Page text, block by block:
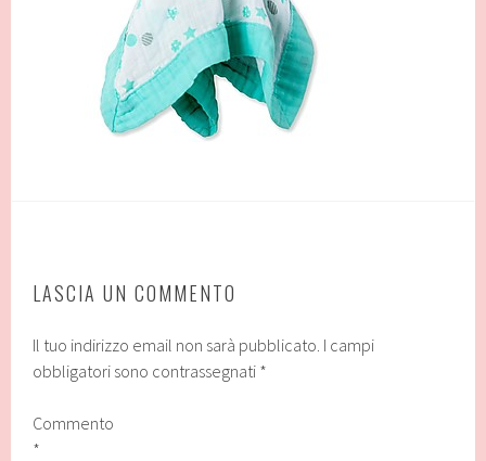
LASCIA UN COMMENTO
Il tuo indirizzo email non sarà pubblicato. I campi
obbligatori sono contrassegnati *
Commento
*